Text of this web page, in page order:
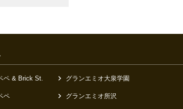
ペ & Brick St.
ペ
グランエミオ大泉学園
グランエミオ所沢